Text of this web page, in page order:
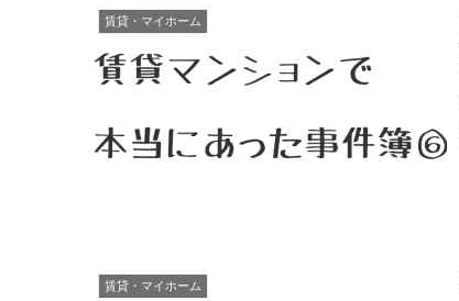
賃貸・マイホーム
賃貸・マイホーム